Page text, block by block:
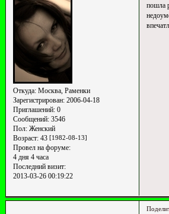
Откуда:Москва, Раменки
Зарегистрирован: 2006-04-18
Приглашений:0
Сообщений:3546
Пол:Женский
Возраст:43 [1982-08-13]
Провел на форуме:
4 дня 4 часа
Последний визит:
2013-03-26 00:19:22
пошла